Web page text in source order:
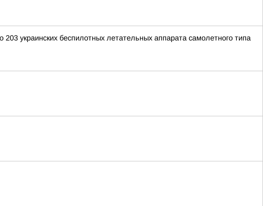
украинских беспилотных летательных аппарата самолетного типа